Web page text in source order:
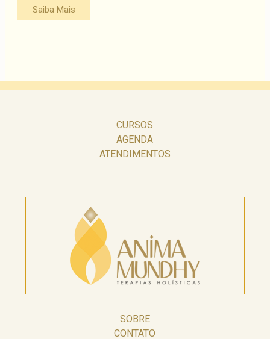
Saiba Mais
CURSOS
AGENDA
ATENDIMENTOS
SOBRE
CONTATO